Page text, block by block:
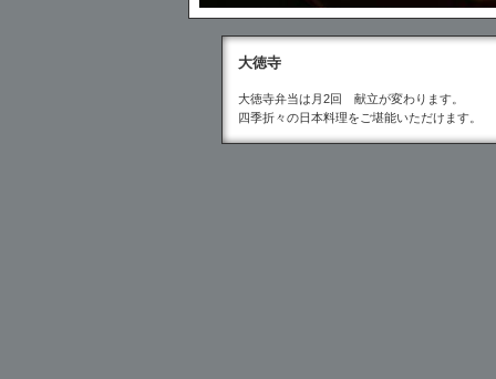
大徳寺
大徳寺弁当は月2回 献立が変わります。
四季折々の日本料理をご堪能いただけます。